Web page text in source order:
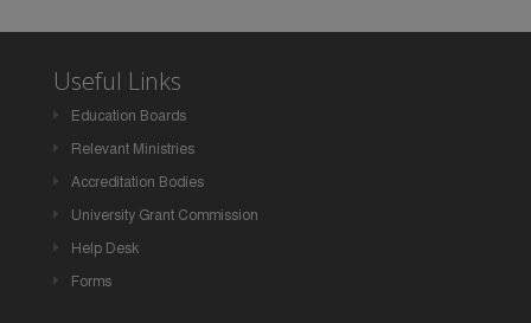
Useful Links
Education Boards
Relevant Ministries
Accreditation Bodies
University Grant Commission
Help Desk
Forms